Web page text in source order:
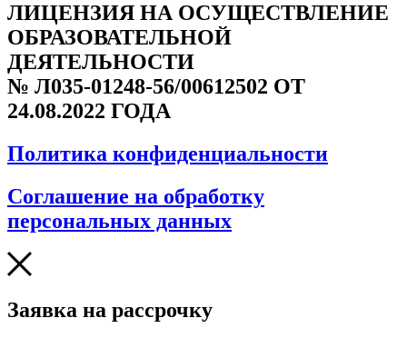
ЛИЦЕНЗИЯ НА ОСУЩЕСТВЛЕНИЕ
ОБРАЗОВАТЕЛЬНОЙ
ДЕЯТЕЛЬНОСТИ
№ Л035-01248-56/00612502 ОТ
24.08.2022 ГОДА
Политика конфиденциальности
Соглашение на обработку
персональных данных
Заявка на рассрочку